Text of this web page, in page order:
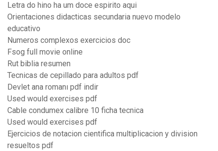
Letra do hino ha um doce espirito aqui
Orientaciones didacticas secundaria nuevo modelo
educativo
Numeros complexos exercicios doc
Fsog full movie online
Rut biblia resumen
Tecnicas de cepillado para adultos pdf
Devlet ana romanı pdf indir
Used would exercises pdf
Cable condumex calibre 10 ficha tecnica
Used would exercises pdf
Ejercicios de notacion cientifica multiplicacion y division
resueltos pdf